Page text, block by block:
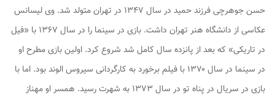
حسن جوهرچی فرزند حمید در سال ۱۳۴۷ در تهران متولد شد. وی لیسانس
عکاسی از دانشگاه هنر تهران داشت. بازی در سینما را در سال ۱۳۶۷ با «فیل
در تاریکی» که بعد از پانزده سال کامل شد شروع کرد. اولین بازی مطرح او
در سینما در سال ۱۳۷۰ با فیلم برخورد به کارگردانی سیروس الوند بود. اما با
بازی در سریال در پناه تو
در سال ۱۳۷۳ به شهرت رسید. همسر او مهناز